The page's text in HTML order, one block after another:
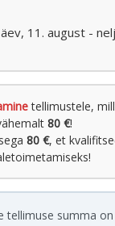
11. august -
tellimustele,
80 €!
80 €, et
tellimuse summa on